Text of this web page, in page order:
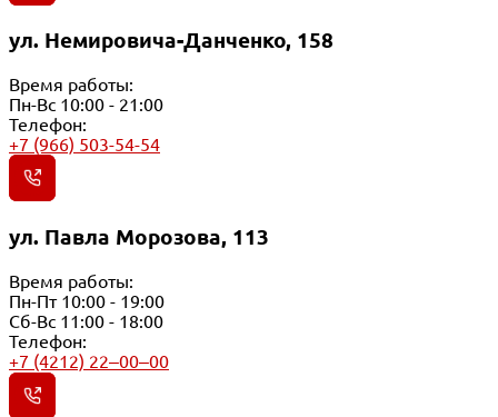
ул. Немировича-Данченко, 158
Время работы:
Пн-Вс 10:00 - 21:00
Телефон:
+7 (966) 503-54-54
ул. Павла Морозова, 113
Время работы:
Пн-Пт 10:00 - 19:00
Сб-Вс 11:00 - 18:00
Телефон:
+7 (4212) 22‒00‒00